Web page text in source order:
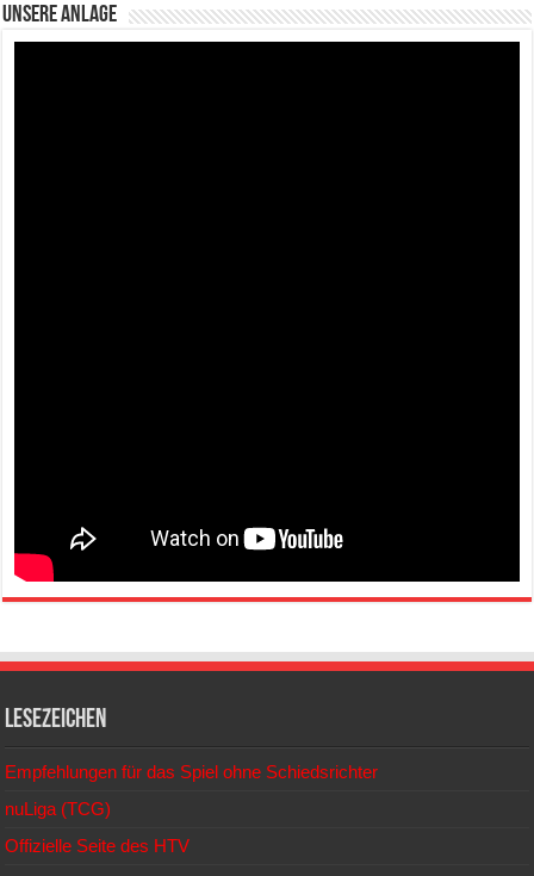
Unsere Anlage
Lesezeichen
Empfehlungen für das Spiel ohne Schiedsrichter
nuLiga (TCG)
Offizielle Seite des HTV